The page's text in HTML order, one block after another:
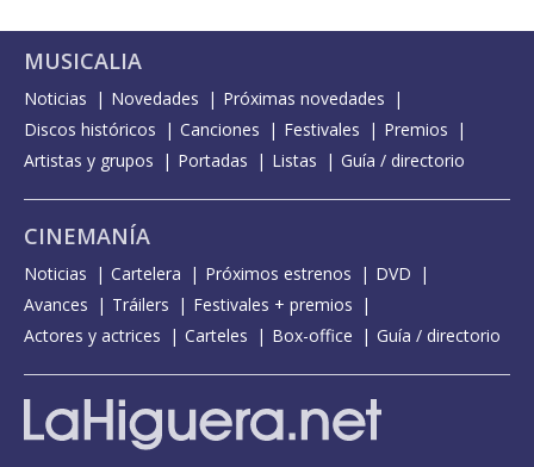
MUSICALIA
Noticias Novedades
Próximas novedades
Discos históricos
Canciones Festivales
Premios
Artistas y grupos
Portadas Listas Guía / directorio
CINEMANÍA
Noticias Cartelera Próximos estrenos
DVD
Avances
Tráilers
Festivales + premios
Actores y actrices
Carteles Box-office Guía / directorio